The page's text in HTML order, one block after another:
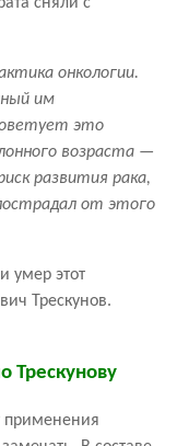
онкологии.
им
это
возраста —
развития рака,
от этого
умер этот
Трескунов.
Трескунову
применения